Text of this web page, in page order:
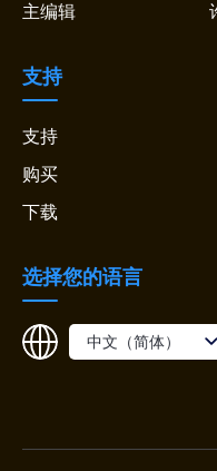
主编辑
支持
支持
购买
下载
选择您的语言
中文（简体）